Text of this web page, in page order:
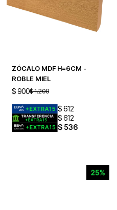
ZÓCALO MDF H=6CM -
ROBLE MIEL
$ 900$ 1.200
$ 612
$ 612
$ 536